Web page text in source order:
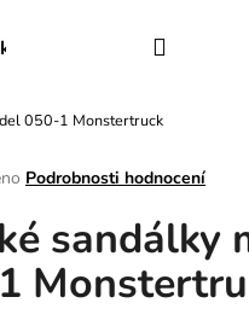
udržovat obuv Hledat
050-1 Monstertruck
Podrobnosti hodnocení
sandálky